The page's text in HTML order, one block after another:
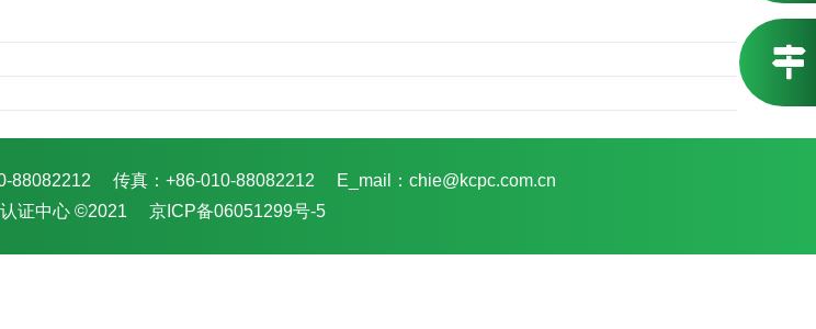
88082212 传真：+86-010-88082212
E_mail：chie@kcpc.com.cn
证中心 ©2021
京ICP备06051299号-5